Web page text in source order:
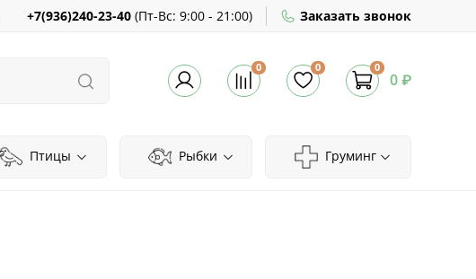
+7(936)240-23-40 (Пт-Вс: 9:00 - 21:00) Заказать звонок
0 0 0
0 ₽
Птицы Рыбки Груминг